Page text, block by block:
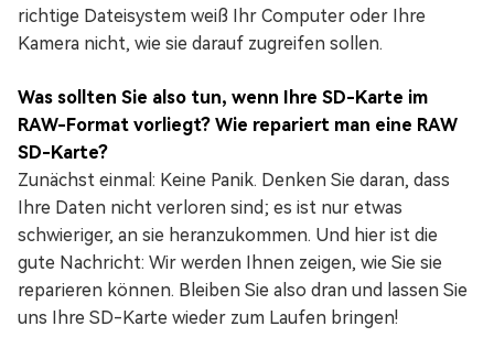
richtige Dateisystem weiß Ihr Computer oder Ihre
Kamera nicht, wie sie darauf zugreifen sollen.
Was sollten Sie also tun, wenn Ihre SD-Karte im
RAW-Format vorliegt? Wie repariert man eine RAW
SD-Karte?
Zunächst einmal: Keine Panik. Denken Sie daran, dass
Ihre Daten nicht verloren sind; es ist nur etwas
schwieriger, an sie heranzukommen. Und hier ist die
gute Nachricht: Wir werden Ihnen zeigen, wie Sie sie
reparieren können. Bleiben Sie also dran und lassen Sie
uns Ihre SD-Karte wieder zum Laufen bringen!